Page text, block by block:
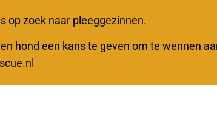
op zoek naar pleeggezinnen.
hond een kans te geven om te wennen